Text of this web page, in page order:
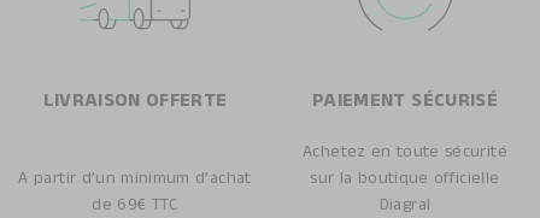
LIVRAISON OFFERTE
A partir d’un minimum d’achat
de 69€ TTC
PAIEMENT SÉCURISÉ
Achetez en toute sécurité
sur la boutique officielle
Diagral